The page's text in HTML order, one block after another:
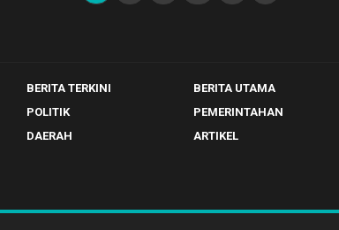
BERITA TERKINI BERITA UTAMA
POLITIK PEMERINTAHAN
DAERAH ARTIKEL